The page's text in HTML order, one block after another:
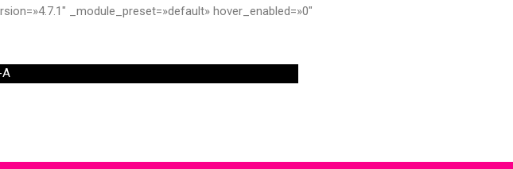
_module_preset=»default» hover_enabled=»0″
A